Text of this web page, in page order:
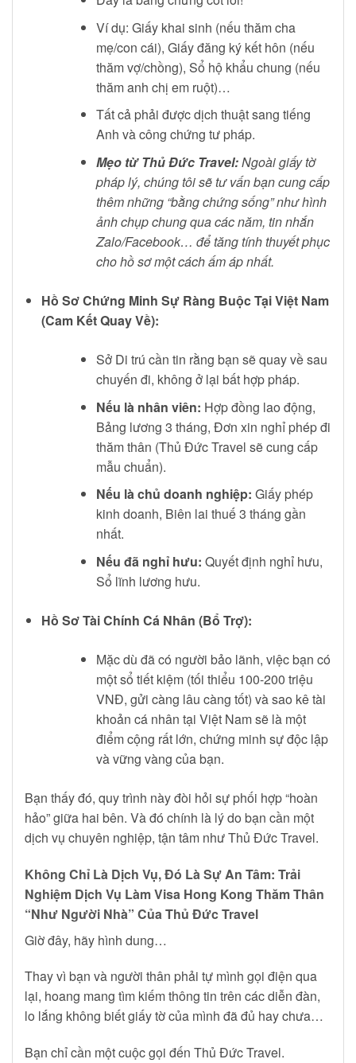
Ví dụ: Giấy khai sinh (nếu thăm cha
mẹ/con cái), Giấy đăng ký kết hôn (nếu
thăm vợ/chồng), Sổ hộ khẩu chung (nếu
thăm anh chị em ruột)…
Tất cả phải được dịch thuật sang tiếng
Anh và công chứng tư pháp.
Mẹo từ Thủ Đức Travel:Ngoài giấy tờ
pháp lý, chúng tôi sẽ tư vấn bạn cung cấp
thêm những “bằng chứng sống” như hình
ảnh chụp chung qua các năm, tin nhắn
Zalo/Facebook… để tăng tính thuyết phục
cho hồ sơ một cách ấm áp nhất.
Hồ Sơ Chứng Minh Sự Ràng Buộc Tại Việt Nam
(Cam Kết Quay Về):
Sở Di trú cần tin rằng bạn sẽ quay về sau
chuyến đi, không ở lại bất hợp pháp.
Nếu là nhân viên: Hợp đồng lao động,
Bảng lương 3 tháng, Đơn xin nghỉ phép đi
thăm thân (Thủ Đức Travel sẽ cung cấp
mẫu chuẩn).
Nếu là chủ doanh nghiệp: Giấy phép
kinh doanh, Biên lai thuế 3 tháng gần
nhất.
Nếu đã nghỉ hưu: Quyết định nghỉ hưu,
Sổ lĩnh lương hưu.
Hồ Sơ Tài Chính Cá Nhân (Bổ Trợ):
Mặc dù đã có người bảo lãnh, việc bạn có
một sổ tiết kiệm (tối thiểu 100-200 triệu
VNĐ, gửi càng lâu càng tốt) và sao kê tài
khoản cá nhân tại Việt Nam sẽ là một
điểm cộng rất lớn, chứng minh sự độc lập
và vững vàng của bạn.
Bạn thấy đó, quy trình này đòi hỏi sự phối hợp “hoàn
hảo” giữa hai bên. Và đó chính là lý do bạn cần một
dịch vụ chuyên nghiệp, tận tâm như Thủ Đức Travel.
Không Chỉ Là Dịch Vụ, Đó Là Sự An Tâm: Trải
Nghiệm Dịch Vụ Làm Visa Hong Kong Thăm Thân
“Như Người Nhà” Của Thủ Đức Travel
Giờ đây, hãy hình dung…
Thay vì bạn và người thân phải tự mình gọi điện qua
lại, hoang mang tìm kiếm thông tin trên các diễn đàn,
lo lắng không biết giấy tờ của mình đã đủ hay chưa…
Bạn chỉ cần một cuộc gọi đến Thủ Đức Travel.